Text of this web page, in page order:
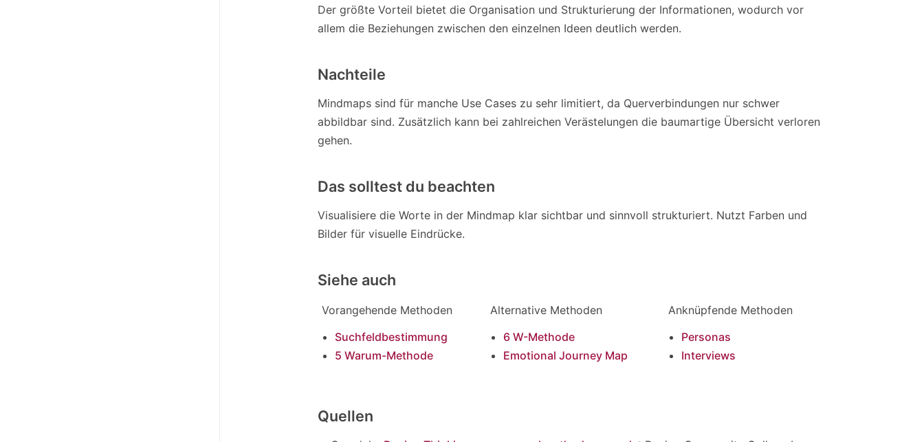
Der größte Vorteil bietet die Organisation und Strukturierung der Informationen, wodurch vor
allem die Beziehungen zwischen den einzelnen Ideen deutlich werden.
Nachteile
Mindmaps sind für manche Use Cases zu sehr limitiert, da Querverbindungen nur schwer
abbildbar sind. Zusätzlich kann bei zahlreichen Verästelungen die baumartige Übersicht verloren
gehen.
Das solltest du beachten
Visualisiere die Worte in der Mindmap klar sichtbar und sinnvoll strukturiert. Nutzt Farben und
Bilder für visuelle Eindrücke.
Siehe auch
Vorangehende Methoden
Suchfeldbestimmung
5 Warum-Methode
Alternative Methoden
6 W-Methode
Emotional Journey Map
Anknüpfende Methoden
Personas
Interviews
Quellen